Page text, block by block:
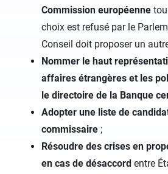
Commission européenne
choix est refusé par le
Conseil doit proposer un
Nommer le haut
affaires étrangères et les
le directoire de la Banque
Adopter une liste de
commissaire ;
Résoudre des crises en
en cas de désaccord entre